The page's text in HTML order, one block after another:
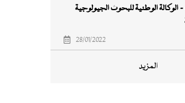
- الوكالة الوطنية للبحوث الجيولوجية
28/01/2022
المزيد